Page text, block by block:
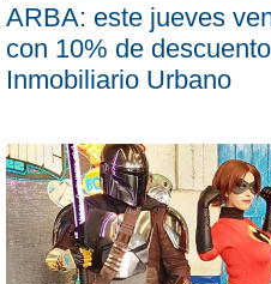
ARBA: este jueves
con 10% de
Inmobiliario Urbano